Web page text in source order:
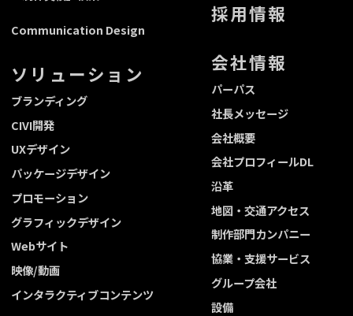
Communication Design
ソリューション
ブランディング
CIVI開発
UXデザイン
パッケージデザイン
プロモーション
グラフィックデザイン
Webサイト
映像/動画
インタラクティブコンテンツ
採用情報
会社情報
パーパス
社長メッセージ
会社概要
会社プロフィールDL
沿革
地図・交通アクセス
制作部門カンパニー
協業・支援サービス
グループ会社
設備